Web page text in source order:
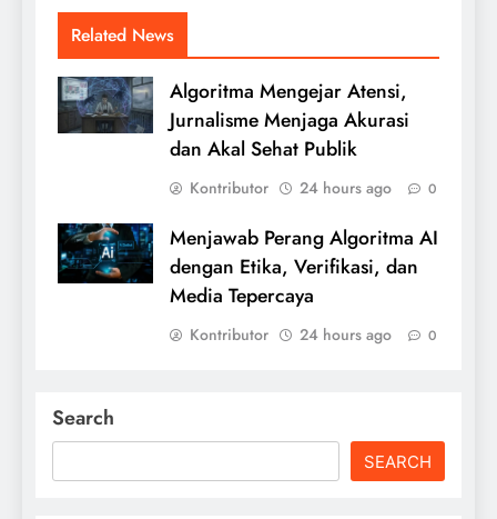
Related News
Algoritma Mengejar Atensi,
Jurnalisme Menjaga Akurasi
dan Akal Sehat Publik
Kontributor 24 hours ago 0
Menjawab Perang Algoritma AI
dengan Etika, Verifikasi, dan
Media Tepercaya
Kontributor 24 hours ago 0
Search
SEARCH